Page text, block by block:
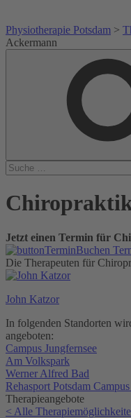
Physiotherapie Potsdam >
Ackermann
Jetzt einen Termin für
Die Therapeuten für
John Katzor
In folgenden Standorten
angeboten:
Campus Jungfernsee
Am Volkspark
Werner Alfred Bad
Rehasport Potsdam
Therapieangebote
< Alle